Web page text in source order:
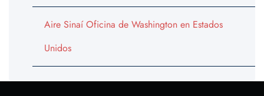
Aire Sinaí Oficina de Washington en Estados
Unidos